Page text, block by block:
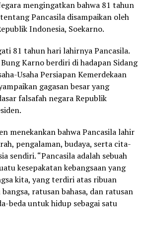
mengingatkan bahwa 81 tahun
Pancasila disampaikan oleh
Indonesia, Soekarno.
81 tahun hari lahirnya Pancasila.
Karno berdiri di hadapan Sidang
Usaha Persiapan Kemerdekaan
gagasan besar yang
falsafah negara Republik
menekankan bahwa Pancasila lahir
pengalaman, budaya, serta cita-
sendiri. “Pancasila adalah sebuah
kesepakatan kebangsaan yang
kita, yang terdiri atas ribuan
ratusan bahasa, dan ratusan
beda untuk hidup sebagai satu